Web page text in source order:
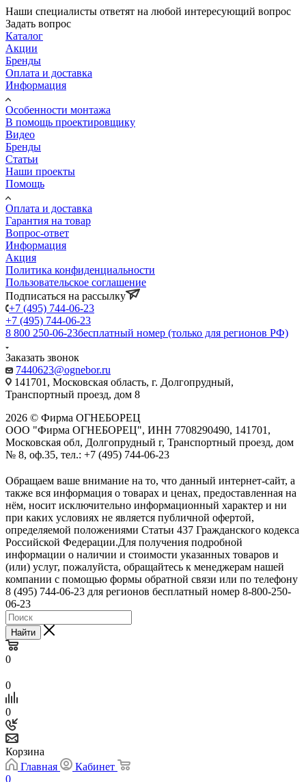
Наши специалисты ответят на любой интересующий вопрос
Задать вопрос
Каталог
Акции
Бренды
Оплата и доставка
Информация
Особенности монтажа
В помощь проектировщику
Видео
Бренды
Статьи
Наши проекты
Помощь
Оплата и доставка
Гарантия на товар
Вопрос-ответ
Информация
Акция
Политика конфиденциальности
Пользовательское соглашение
Подписаться на рассылку
+7 (495) 744-06-23
+7 (495) 744-06-23
8 800 250-06-23бесплатный номер (только для регионов РФ)
Заказать звонок
7440623@ognebor.ru
141701, Московская область, г. Долгопрудный,
Транспортный проезд, дом 8
2026 © Фирма ОГНЕБОРЕЦ
ООО "Фирма ОГНЕБОРЕЦ", ИНН 7708290490, 141701,
Московская обл, Долгопрудный г, Транспортный проезд, дом
№ 8, оф.35, тел.: +7 (495) 744-06-23
Обращаем ваше внимание на то, что данный интернет-сайт, а
также вся информация о товарах и ценах, предоставленная на
нём, носит исключительно информационный характер и ни
при каких условиях не является публичной офертой,
определяемой положениями Статьи 437 Гражданского кодекса
Российской Федерации.Для получения подробной
информации о наличии и стоимости указанных товаров и
(или) услуг, пожалуйста, обращайтесь к менеджерам нашей
компании с помощью формы обратной связи или по телефону
8 (495) 744-06-23 для регионов бесплатный номер 8-800-250-
06-23
Найти
0
0
0
Корзина
Главная
Кабинет
0